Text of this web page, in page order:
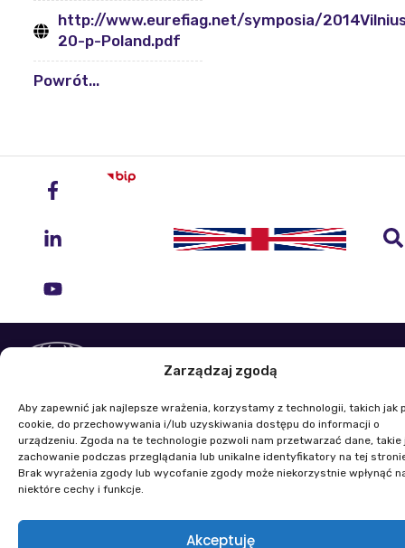
Zarządzaj zgodą
Aby zapewnić jak najlepsze wrażenia, korzystamy z technologii, takich jak
cookie, do przechowywania i/lub uzyskiwania dostępu do informacji o
urządzeniu. Zgoda na te technologie pozwoli nam przetwarzać dane, takie
zachowanie podczas przeglądania lub unikalne identyfikatory na tej
Brak wyrażenia zgody lub wycofanie zgody może niekorzystnie wpłynąć
niektóre cechy i funkcje.
Akceptuję
http://www.eurefiag.net/symposia/
20-p-Poland.pdf
Powrót...
ul. Zygmunta Modzelewskiego 27
02-679 Warszawa
Telefon: +48 22 329 19 00
E-mail: igik@igik.edu.pl
Polityka prywatności
Klauzule informacyjne IGiK
Polityka plików cookies